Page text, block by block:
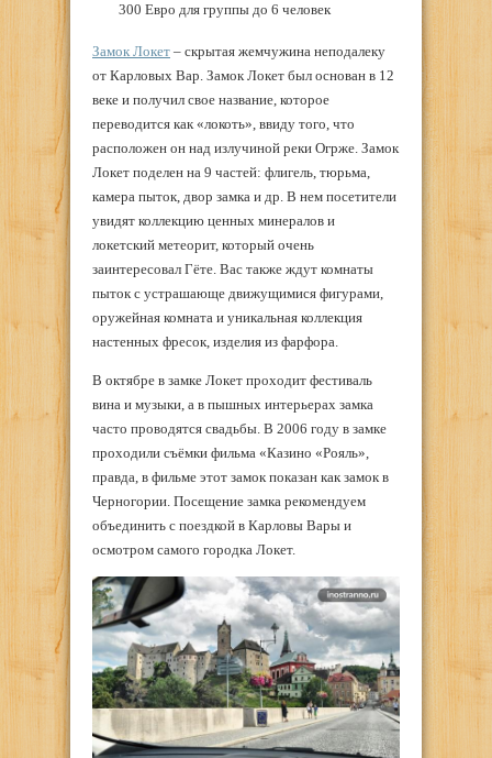
300 Евро для группы до 6 человек
Замок Локет – скрытая жемчужина неподалеку
от Карловых Вар. Замок Локет был основан в 12
веке и получил свое название, которое
переводится как «локоть», ввиду того, что
расположен он над излучиной реки Огрже. Замок
Локет поделен на 9 частей: флигель, тюрьма,
камера пыток, двор замка и др. В нем посетители
увидят коллекцию ценных минералов и
локетский метеорит, который очень
заинтересовал Гёте. Вас также ждут комнаты
пыток с устрашающе движущимися фигурами,
оружейная комната и уникальная коллекция
настенных фресок, изделия из фарфора.
В октябре в замке Локет проходит фестиваль
вина и музыки, а в пышных интерьерах замка
часто проводятся свадьбы. В 2006 году в замке
проходили съёмки фильма «Казино «Рояль»,
правда, в фильме этот замок показан как замок в
Черногории. Посещение замка рекомендуем
объединить с поездкой в Карловы Вары и
осмотром самого городка Локет.